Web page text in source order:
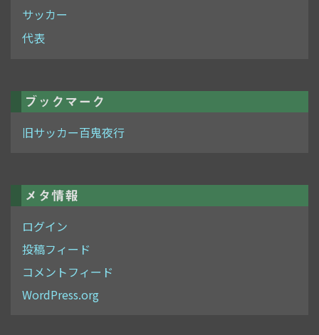
サッカー
代表
ブックマーク
旧サッカー百鬼夜行
メタ情報
ログイン
投稿フィード
コメントフィード
WordPress.org